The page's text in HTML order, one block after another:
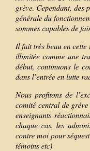
grève. Cependant, des
générale du
sommes capables de
Il fait très beau en cette
illimitée comme une
début, continuons le
dans l’entrée en lutte
Nous profitons de
comité central de
enseignants
chaque cas, les
contre moi pour
témoins etc)